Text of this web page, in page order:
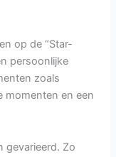
op de “Star-
persoonlijke
zoals
momenten en een
gevarieerd. Zo